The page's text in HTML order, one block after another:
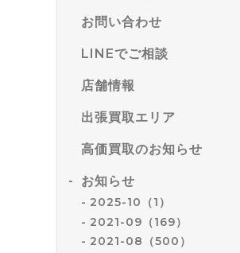
お問い合わせ
LINEでご相談
店舗情報
出張買取エリア
高価買取のお知らせ
お知らせ
2025-10（1）
2021-09（169）
2021-08（500）